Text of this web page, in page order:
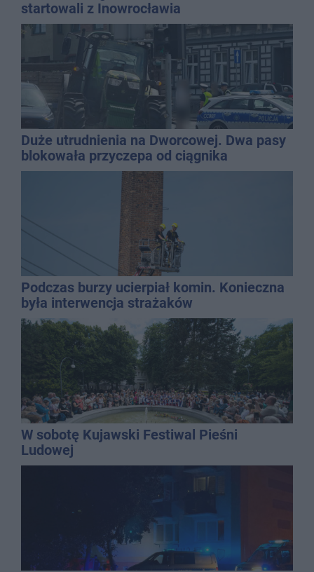
startowali z Inowrocławia
Duże utrudnienia na Dworcowej. Dwa pasy
blokowała przyczepa od ciągnika
Podczas burzy ucierpiał komin. Konieczna
była interwencja strażaków
W sobotę Kujawski Festiwal Pieśni
Ludowej